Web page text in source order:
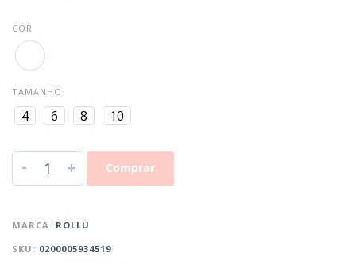
COR
TAMANHO
4 6 8 10
- + Comprar
MARCA: ROLLU
SKU: 0200005934519